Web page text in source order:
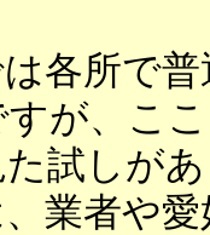
各所で
が、こ
試しが
業者や